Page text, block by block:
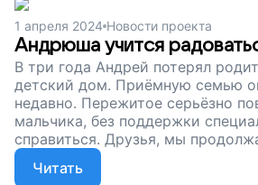
1 апреля 2024 Новости проекта
Андрюша учится
В три года Андрей потерял
детский дом. Приёмную семью
недавно. Пережитое серьёзно
мальчика, без поддержки
справиться. Друзья, мы
Андрюша мог заниматься с
ему счастливое детство!
Читать